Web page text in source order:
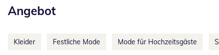
Angebot
Kleider Festliche Mode Mode für Hochzeitsgäste